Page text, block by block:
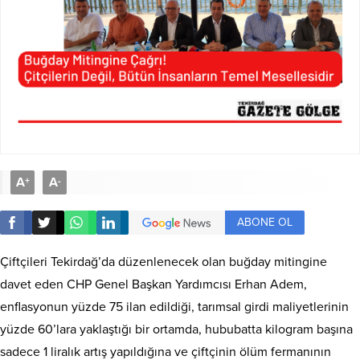
A+ A-
ABONE OL
Çiftçileri Tekirdağ’da düzenlenecek olan buğday mitingine
davet eden CHP Genel Başkan Yardımcısı Erhan Adem,
enflasyonun yüzde 75 ilan edildiği, tarımsal girdi maliyetlerinin
yüzde 60’lara yaklaştığı bir ortamda, hububatta kilogram başına
sadece 1 liralık artış yapıldığına ve çiftçinin ölüm fermanının